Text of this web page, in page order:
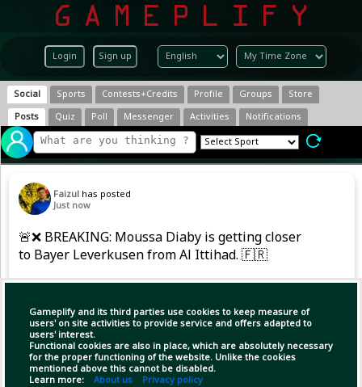
Login Sign up
Gameplify and its third parties use cookies to keep measure of
users' on site activities to provide service and offers adapted to
users' interest.
Functional cookies are also in place, which are absolutely necessary
for the proper functioning of the website. Unlike the cookies
mentioned above this cannot be disabled.
Learn more: About us Privacy policy
Social Sports Contests+Credits Profile Groups
Store
Posts
Quiz Poll Messenger Activities Notifications
Faizul has posted
Just now
🚨❌️ BREAKING: Moussa Diaby is getting closer
to Bayer Leverkusen from Al Ittihad. 🇫🇷
(1) Copy Link Open